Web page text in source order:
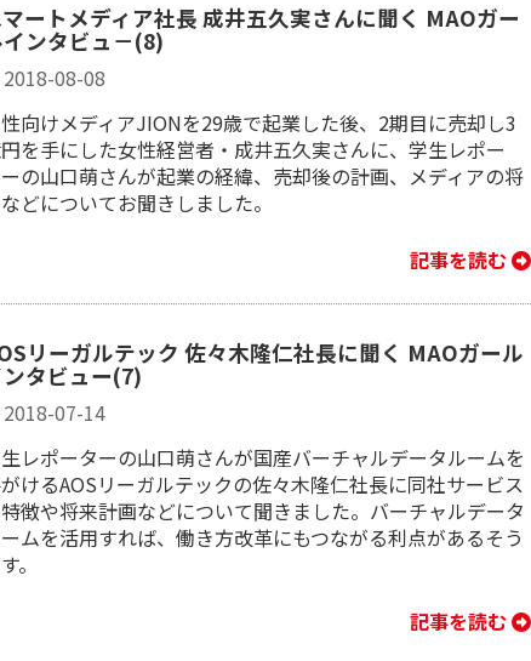
ートメディア社長 成井五久実さんに聞く MAOガー
ンタビュ－(8)
2018-08-08
向けメディアJIONを29歳で起業した後、2期目に売却し3
を手にした女性経営者・成井五久実さんに、学生レポー
の山口萌さんが起業の経緯、売却後の計画、メディアの将
どについてお聞きしました。
記事を読む
リーガルテック 佐々木隆仁社長に聞く MAOガール
タビュー(7)
2018-07-14
レポーターの山口萌さんが国産バーチャルデータルームを
けるAOSリーガルテックの佐々木隆仁社長に同社サービス
徴や将来計画などについて聞きました。バーチャルデータ
ムを活用すれば、働き方改革にもつながる利点があるそう
。
記事を読む